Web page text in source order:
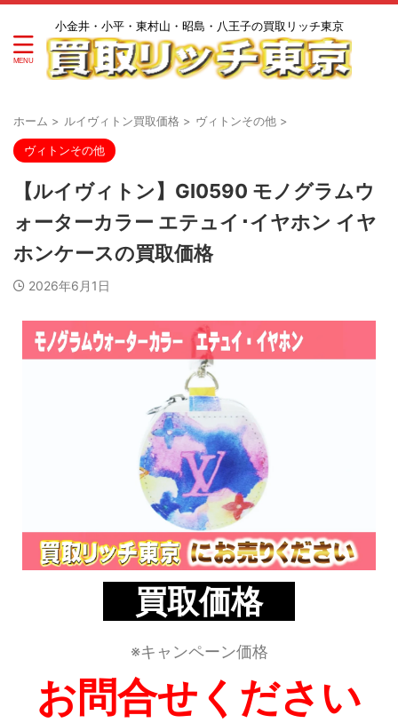
小金井・小平・東村山・昭島・八王子の買取リッチ東京
ホーム > ルイヴィトン買取価格 > ヴィトンその他 >
ヴィトンその他
【ルイヴィトン】GI0590 モノグラムウ
ォーターカラー エテュイ･イヤホン イヤ
ホンケースの買取価格
2026年6月1日
買取価格
※キャンペーン価格
お問合せください